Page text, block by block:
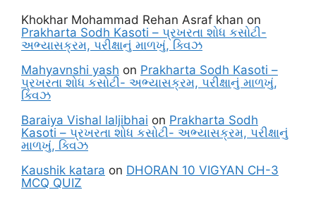
Khokhar Mohammad Rehan Asraf khan on
Prakharta Sodh Kasoti – પ્રખરતા શોધ કસોટી-
અભ્યાસક્રમ, પરીક્ષાનું માળખું, ક્વિઝ
Mahyavnshi yash on Prakharta Sodh Kasoti –
પ્રખરતા શોધ કસોટી- અભ્યાસક્રમ, પરીક્ષાનું માળખું,
ક્વિઝ
Baraiya Vishal laljibhai on Prakharta Sodh
Kasoti – પ્રખરતા શોધ કસોટી- અભ્યાસક્રમ, પરીક્ષાનું
માળખું, ક્વિઝ
Kaushik katara on DHORAN 10 VIGYAN CH-3
MCQ QUIZ